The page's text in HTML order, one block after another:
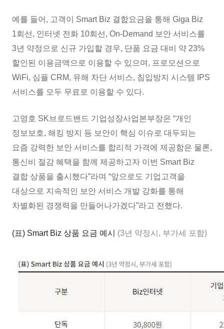
예를 들어, 고객이 Smart Biz 결합요금을 통해 Giga Biz
1회선, 인터넷 전화 10회선, On-Demand 보안 서비스를
3년 약정으로 신규 가입할 경우, 단품 요금 대비 약 23%
할인된 이용금액으로 이용할 수 있으며, 프로모션으로
WiFi, 심플 CRM, 유해 차단 서비스, 침입방지 시스템 IPS
서비스를 모두 무료로 이용할 수 있다.
고영호 SK브로드밴드 기업성장사업본부장은 “개인
정보보호, 해킹 방지 등 보안이 핵심 이슈로 대두되는
요즘 강력한 보안 서비스를 합리적 가격에 제공함은 물론,
통신비 절감 혜택을 함께 제공하고자 이번 Smart Biz
결합 상품을 출시했다”라며 “앞으로도 기업고객을
대상으로 지속적인 보안 서비스 개발 강화를 통해
차별화된 경쟁력을 만들어나가겠다”라고 전했다.
(표) Smart Biz 상품 요금 예시 (3년 약정시, 부가세 포함)